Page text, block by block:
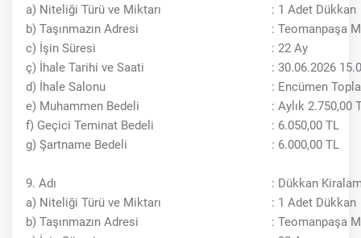
a) Niteliği Türü ve Miktarı
: 1 Adet Dükkan
b) Taşınmazın Adresi
: Teomanpaşa
c) İşin Süresi
: 22 Ay
ç) İhale Tarihi ve Saati
: 30.06.2026
d) İhale Salonu
: Encümen
e) Muhammen Bedeli
: Aylık 2.750,00
f) Geçici Teminat Bedeli
: 6.050,00 TL
g) Şartname Bedeli
: 6.000,00 TL
9. Adı
: Dükkan
a) Niteliği Türü ve Miktarı
: 1 Adet Dükkan
b) Taşınmazın Adresi
: Teomanpaşa